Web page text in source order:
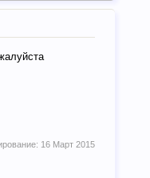
16 Март 2015